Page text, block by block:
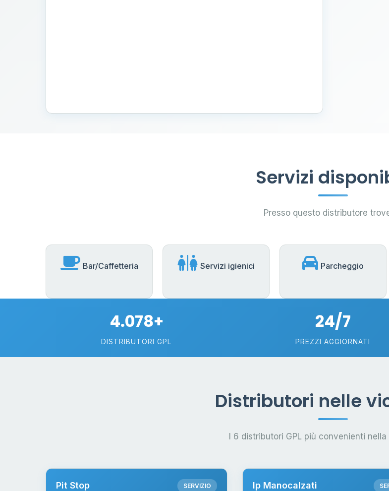
Servizi
Presso questo distributore
Bar/Caffetteria Servizi igienici Parcheggio
4.078+
DISTRIBUTORI GPL
24/7
PREZZI AGGIORNATI
Distributori nelle
I 6 distributori GPL più convenienti
Pit Stop SERVIZIO Ip Manocalzati